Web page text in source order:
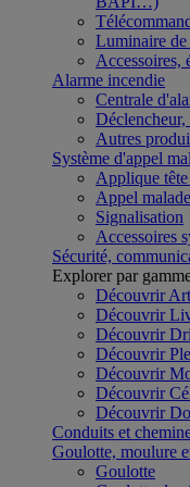
Luminaire de
Accessoires,
Alarme incendie
Centrale
Autres
Système d'appel
Applique
Appel malade
Signalisation
Accessoires
Sécurité,
Explorer par
Découvrir
Découvrir
Découvrir
Découvrir
Découvrir
Découvrir
Découvrir
Conduits et
Goulotte, moulure
Goulotte